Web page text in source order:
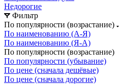
Недорогие
Фильтр
По популярности (возрастание)
По наименованию (А-Я)
По наименованию (Я-А)
По популярности (возрастание)
По популярности (убывание)
По цене (сначала дешёвые)
По цене (сначала дорогие)